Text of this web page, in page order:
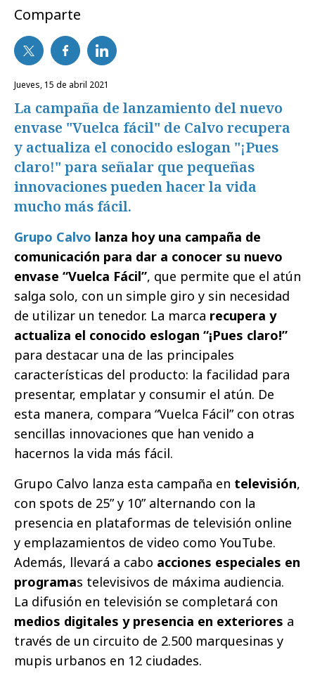
Comparte
jueves, 15 de abril 2021
La campaña de lanzamiento del nuevo
envase "Vuelca fácil" de Calvo recupera
y actualiza el conocido eslogan "¡Pues
claro!" para señalar que pequeñas
innovaciones pueden hacer la vida
mucho más fácil.
Grupo Calvo lanza hoy una campaña de
comunicación para dar a conocer su nuevo
envase “Vuelca Fácil”, que permite que el atún
salga solo, con un simple giro y sin necesidad
de utilizar un tenedor. La marca recupera y
actualiza el conocido eslogan “¡Pues claro!”
para destacar una de las principales
características del producto: la facilidad para
presentar, emplatar y consumir el atún. De
esta manera, compara “Vuelca Fácil” con otras
sencillas innovaciones que han venido a
hacernos la vida más fácil.
Grupo Calvo lanza esta campaña en televisión,
con spots de 25” y 10” alternando con la
presencia en plataformas de televisión online
y emplazamientos de video como YouTube.
Además, llevará a cabo acciones especiales en
programas televisivos de máxima audiencia.
La difusión en televisión se completará con
medios digitales y presencia en exteriores a
través de un circuito de 2.500 marquesinas y
mupis urbanos en 12 ciudades.